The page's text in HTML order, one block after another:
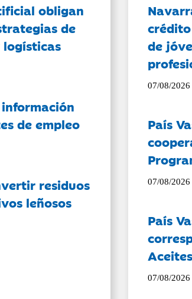
obligan
de
de empleo
residuos
leñosos
de
07/08/2026
País
07/08/2026
País
07/08/2026